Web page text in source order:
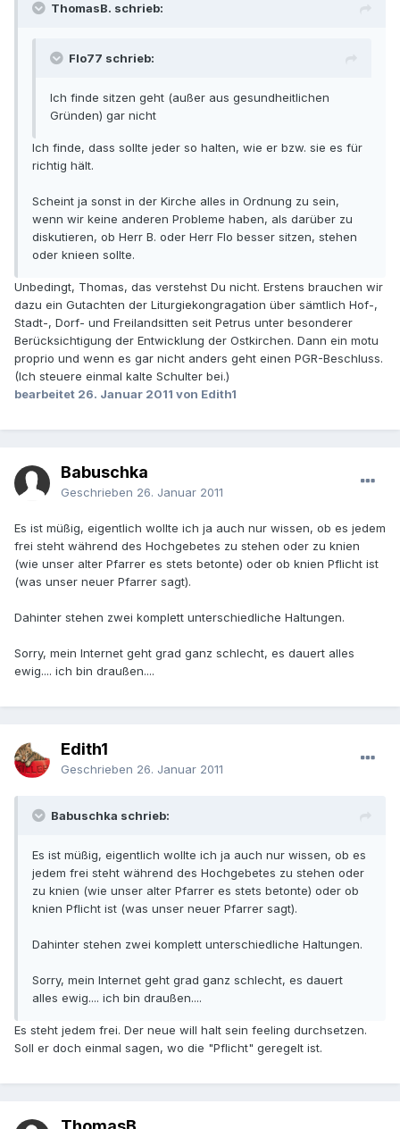
ThomasB. schrieb:
Flo77 schrieb:
Ich finde sitzen geht (außer aus gesundheitlichen
Gründen) gar nicht
Ich finde, dass sollte jeder so halten, wie er bzw. sie es für
richtig hält.
Scheint ja sonst in der Kirche alles in Ordnung zu sein,
wenn wir keine anderen Probleme haben, als darüber zu
diskutieren, ob Herr B. oder Herr Flo besser sitzen, stehen
oder knieen sollte.
Unbedingt, Thomas, das verstehst Du nicht. Erstens brauchen wir
dazu ein Gutachten der Liturgiekongragation über sämtlich Hof-,
Stadt-, Dorf- und Freilandsitten seit Petrus unter besonderer
Berücksichtigung der Entwicklung der Ostkirchen. Dann ein motu
proprio und wenn es gar nicht anders geht einen PGR-Beschluss.
(Ich steuere einmal kalte Schulter bei.)
bearbeitet 26. Januar 2011 von Edith1
Babuschka
Geschrieben 26. Januar 2011
Es ist müßig, eigentlich wollte ich ja auch nur wissen, ob es jedem
frei steht während des Hochgebetes zu stehen oder zu knien
(wie unser alter Pfarrer es stets betonte) oder ob knien Pflicht ist
(was unser neuer Pfarrer sagt).
Dahinter stehen zwei komplett unterschiedliche Haltungen.
Sorry, mein Internet geht grad ganz schlecht, es dauert alles
ewig.... ich bin draußen....
Edith1
Geschrieben 26. Januar 2011
Babuschka schrieb:
Es ist müßig, eigentlich wollte ich ja auch nur wissen, ob es
jedem frei steht während des Hochgebetes zu stehen oder
zu knien (wie unser alter Pfarrer es stets betonte) oder ob
knien Pflicht ist (was unser neuer Pfarrer sagt).
Dahinter stehen zwei komplett unterschiedliche Haltungen.
Sorry, mein Internet geht grad ganz schlecht, es dauert
alles ewig.... ich bin draußen....
Es steht jedem frei. Der neue will halt sein feeling durchsetzen.
Soll er doch einmal sagen, wo die "Pflicht" geregelt ist.